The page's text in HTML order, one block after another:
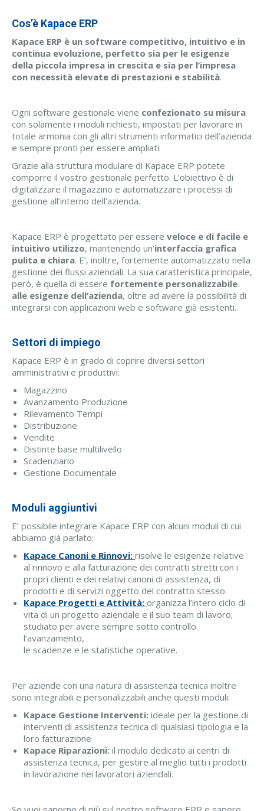
Cos’è Kapace ERP
Kapace ERP è un software competitivo, intuitivo e in
continua evoluzione, perfetto sia per le esigenze
della piccola impresa in crescita e sia per l’impresa
con necessità elevate di prestazioni e stabilità.
Ogni software gestionale viene confezionato su misura
con solamente i moduli richiesti, impostati per lavorare in
totale armonia con gli altri strumenti informatici dell’azienda
e sempre pronti per essere ampliati.
Grazie alla struttura modulare di Kapace ERP potete
comporre il vostro gestionale perfetto. L’obiettivo è di
digitalizzare il magazzino e automatizzare i processi di
gestione all’interno dell’azienda.
Kapace ERP è progettato per essere veloce e di facile e
intuitivo utilizzo, mantenendo un’interfaccia grafica
pulita e chiara. E’, inoltre, fortemente automatizzato nella
gestione dei flussi aziendali. La sua caratteristica principale,
però, è quella di essere fortemente personalizzabile
alle esigenze dell’azienda, oltre ad avere la possibilità di
integrarsi con applicazioni web e software già esistenti.
Settori di impiego
Kapace ERP è in grado di coprire diversi settori
amministrativi e produttivi:
Magazzino
Avanzamento Produzione
Rilevamento Tempi
Distribuzione
Vendite
Distinte base multilivello
Scadenziario
Gestione Documentale
Moduli aggiuntivi
E’ possibile integrare Kapace ERP con alcuni moduli di cui
abbiamo già parlato:
Kapace Canoni e Rinnovi: risolve le esigenze relative
al rinnovo e alla fatturazione dei contratti stretti con i
propri clienti e dei relativi canoni di assistenza, di
prodotti e di servizi oggetto del contratto stesso.
Kapace Progetti e Attività: organizza l’intero ciclo di
vita di un progetto aziendale e il suo team di lavoro;
studiato per avere sempre sotto controllo
l’avanzamento,
le scadenze e le statistiche operative.
Per aziende con una natura di assistenza tecnica inoltre
sono integrabili e personalizzabili anche questi moduli:
Kapace Gestione Interventi: ideale per la gestione di
interventi di assistenza tecnica di qualsiasi tipologia e la
loro fatturazione
Kapace Riparazioni: il modulo dedicato ai centri di
assistenza tecnica, per gestire al meglio tutti i prodotti
in lavorazione nei lavoratori aziendali.